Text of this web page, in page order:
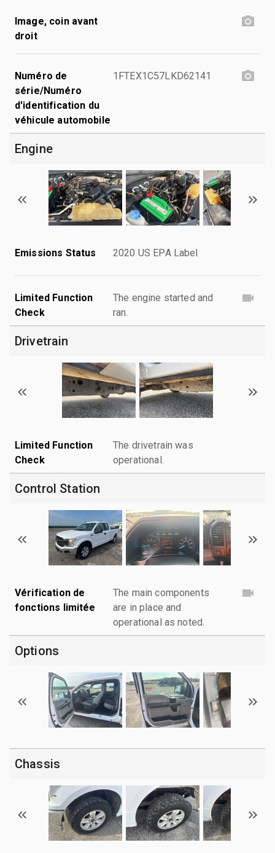
Image, coin avant
droit
Numéro de
série/Numéro
d'identification du
véhicule automobile
1FTEX1C57LKD62141
Engine
Emissions Status 2020 US EPA Label
Limited Function
Check
The engine started and
ran.
Drivetrain
Limited Function
Check
The drivetrain was
operational.
Control Station
Vérification de
fonctions limitée
The main components
are in place and
operational as noted.
Options
Chassis